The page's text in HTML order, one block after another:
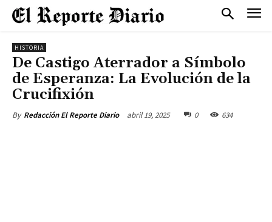
HISTORIA
De Castigo Aterrador a Símbolo
de Esperanza: La Evolución de la
Crucifixión
By Redacción El Reporte Diario abril 19, 2025 0 634